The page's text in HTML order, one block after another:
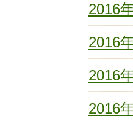
2016
2016
2016
2016